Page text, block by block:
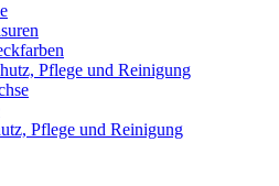
Pflege und Reinigung
Pflege und Reinigung